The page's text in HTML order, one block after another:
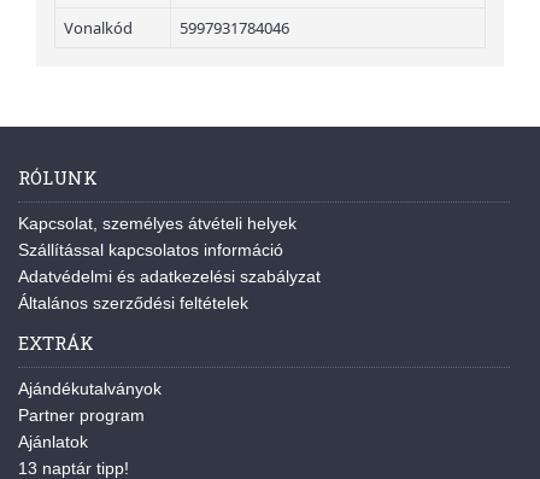
Vonalkód
5997931784046
RÓLUNK
Kapcsolat, személyes átvételi helyek
Szállítással kapcsolatos információ
Adatvédelmi és adatkezelési szabályzat
Általános szerződési feltételek
EXTRÁK
Ajándékutalványok
Partner program
Ajánlatok
13 naptár tipp!